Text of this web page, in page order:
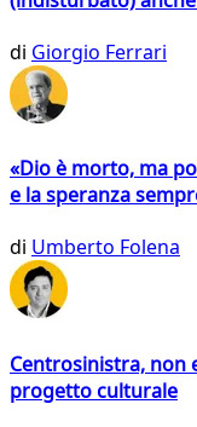
di Giorgio Ferrari
«Dio è morto, ma
e la speranza
di Umberto Folena
Centrosinistra, non
progetto culturale